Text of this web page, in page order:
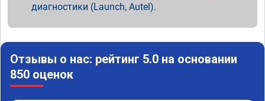
диагностики (Launch, Autel).
Отзывы о нас: рейтинг 5.0 на основании
850 оценок